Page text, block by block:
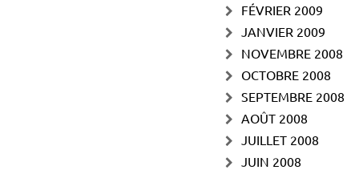
FÉVRIER 2009
JANVIER 2009
NOVEMBRE 2008
OCTOBRE 2008
SEPTEMBRE 2008
AOÛT 2008
JUILLET 2008
JUIN 2008